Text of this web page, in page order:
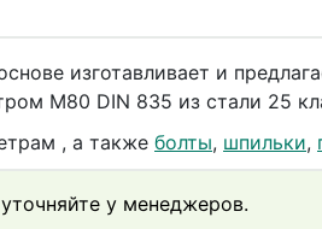
изготавливает и
М80 DIN 835 из стали 25
, а также болты, шпильки,
у менеджеров.